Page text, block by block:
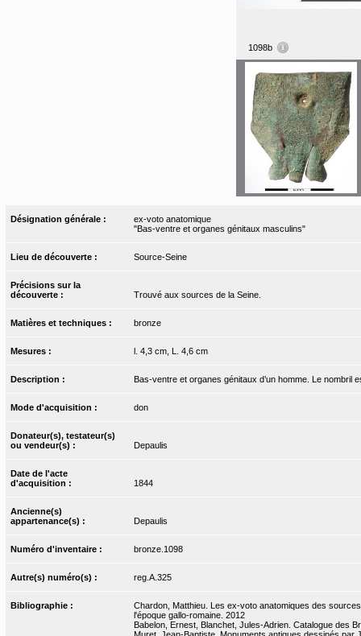
1098b
Désignation générale :
ex-voto anatomique
"Bas-ventre et organes génitaux masculins"
Lieu de découverte : Source-Seine
Précisions sur la
découverte :
Trouvé aux sources de la Seine.
Matières et techniques : bronze
Mesures : l. 4,3 cm, L. 4,6 cm
Description : Bas-ventre et organes génitaux d’un homme. Le nombril
Mode d'acquisition : don
Donateur(s), testateur(s)
ou vendeur(s) :
Depaulis
Date de l'acte
d'acquisition :
1844
Ancienne(s)
appartenance(s) :
Depaulis
Numéro d'inventaire : bronze.1098
Autre(s) numéro(s) : reg.A.325
Bibliographie :
Chardon, Matthieu. Les ex-voto anatomiques des
l'époque gallo-romaine. 2012
Babelon, Ernest, Blanchet, Jules-Adrien. Catalogue des
Muret, Jean-Baptiste. Monuments antiques dessinés par